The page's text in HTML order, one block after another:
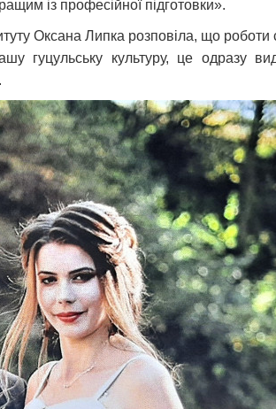
із професійної підготовки».
Оксана Липка розповіла, що
гуцульську культуру, це одразу